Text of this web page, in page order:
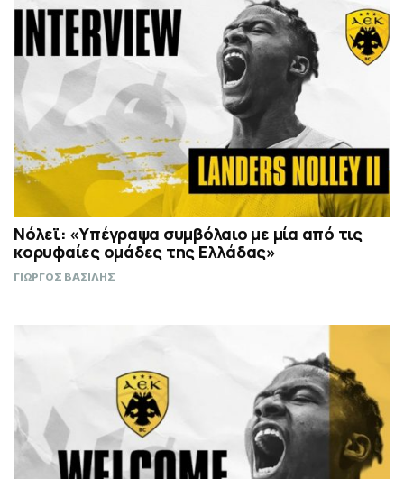
Νόλεϊ: «Υπέγραψα συμβόλαιο με μία από τις
κορυφαίες ομάδες της Ελλάδας»
ΓΙΩΡΓΟΣ ΒΑΣΙΛΗΣ